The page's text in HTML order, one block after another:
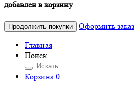
добавлен в корзину
Продолжить покупки
Оформить заказ
Главная
Поиск
Корзина 0